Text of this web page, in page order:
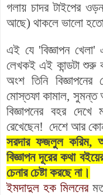
গলায় চাদর টাইপের
আছে) থাকলে ভালো
এই যে 'বিজ্ঞাপন খেলা'
লেখকই এই কান্ডটা শুরু
অংশ তিনি
মোস্তফা কামাল,
বিজ্ঞাপনের বহর দেখে
রেখেছেন! দেশে আর
সরদার ফজলুল করিম,
বিজ্ঞাপন দূরের কথা
চেনার চেষ্টা করছে না।
ইমদাদুল হক মিলনেরমত